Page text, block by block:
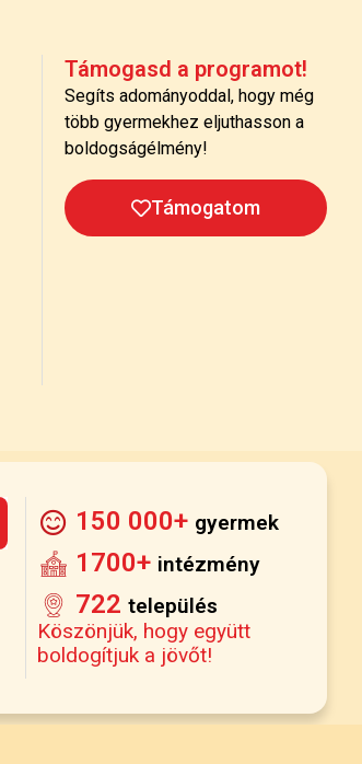
Támogasd a programot!
Segíts adományoddal, hogy még
több gyermekhez eljuthasson a
boldogságélmény!
Támogatom
150 000+ gyermek
1700+ intézmény
722 település
Köszönjük, hogy együtt
boldogítjuk a jövőt!